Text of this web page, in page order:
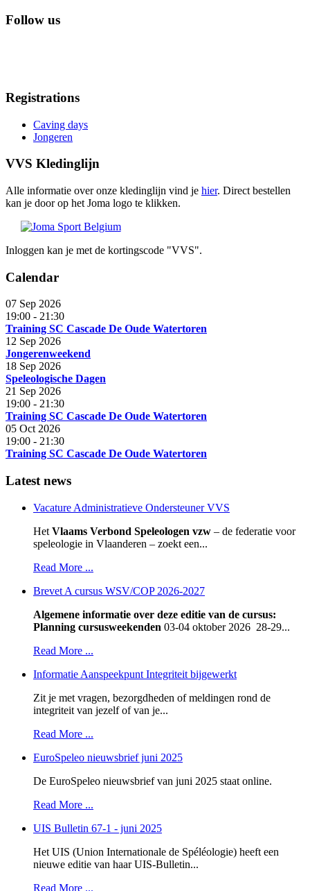
Follow us
Registrations
Caving days
Jongeren
VVS Kledinglijn
Alle informatie over onze kledinglijn vind je hier. Direct bestellen
kan je door op het Joma logo te klikken.
Inloggen kan je met de kortingscode "VVS".
Calendar
07 Sep 2026
19:00 - 21:30
Training SC Cascade De Oude Watertoren
12 Sep 2026
Jongerenweekend
18 Sep 2026
Speleologische Dagen
21 Sep 2026
19:00 - 21:30
Training SC Cascade De Oude Watertoren
05 Oct 2026
19:00 - 21:30
Training SC Cascade De Oude Watertoren
Latest news
Vacature Administratieve Ondersteuner VVS
Het Vlaams Verbond Speleologen vzw – de federatie voor
speleologie in Vlaanderen – zoekt een...
Read More ...
Brevet A cursus WSV/COP 2026-2027
Algemene informatie over deze editie van de cursus:
Planning cursusweekenden 03-04 oktober 2026 28-29...
Read More ...
Informatie Aanspeekpunt Integriteit bijgewerkt
Zit je met vragen, bezorgdheden of meldingen rond de
integriteit van jezelf of van je...
Read More ...
EuroSpeleo nieuwsbrief juni 2025
De EuroSpeleo nieuwsbrief van juni 2025 staat online.
Read More ...
UIS Bulletin 67-1 - juni 2025
Het UIS (Union Internationale de Spéléologie) heeft een
nieuwe editie van haar UIS-Bulletin...
Read More ...